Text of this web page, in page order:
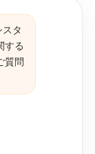
タ
する
質問